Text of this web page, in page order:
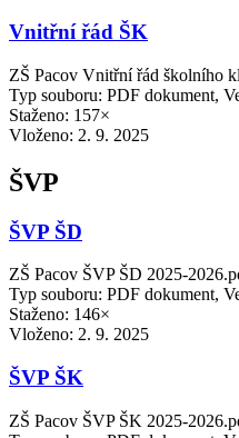
Vnitřní řád ŠK
ZŠ Pacov Vnitřní řád školního
Typ souboru: PDF dokument,
Staženo: 157×
Vloženo: 2. 9. 2025
ŠVP
ŠVP ŠD
ZŠ Pacov ŠVP ŠD 2025-
Typ souboru: PDF dokument,
Staženo: 146×
Vloženo: 2. 9. 2025
ŠVP ŠK
ZŠ Pacov ŠVP ŠK 2025-